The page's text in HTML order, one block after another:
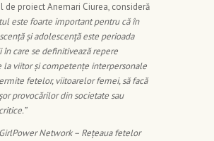
de proiect Anemari Ciurea, consideră
este foarte important pentru că în
și adolescență este perioada
în care se definitivează repere
la viitor și competențe interpersonale
fetelor, viitoarelor femei, să facă
provocărilor din societate sau
”
GirlPower Network – Rețeaua fetelor